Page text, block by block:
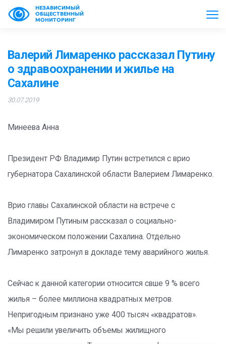
НЕЗАВИСИМЫЙ
ОБЩЕСТВЕННЫЙ
МОНИТОРИНГ
Валерий Лимаренко рассказал Путину
о здравоохранении и жилье на
Сахалине
30.07.2019
Минеева Анна
Президент РФ Владимир Путин встретился с врио
губернатора Сахалинской области Валерием Лимаренко.
Врио главы Сахалинской области на встрече с
Владимиром Путиным рассказал о социально-
экономическом положении Сахалина. Отдельно
Лимаренко затронул в докладе тему аварийного жилья.
Сейчас к данной категории относится свше 9 % всего
жилья – более миллиона квадратных метров.
Непригодным признано уже 400 тысяч «квадратов».
«Мы решили увеличить объемы жилищного